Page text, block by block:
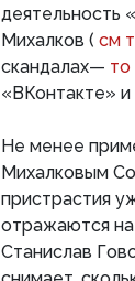
деятельность
Михалков ( см
скандалах— то
«ВКонтакте»
Не менее
Михалковым
пристрастия
отражаются
Станислав